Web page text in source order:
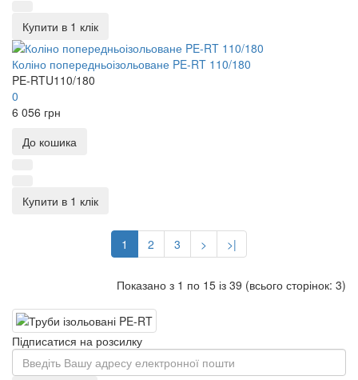
Купити в 1 клік
Коліно попередньоізольоване PE-RT 110/180
PE-RTU110/180
0
6 056 грн
До кошика
Купити в 1 клік
1 2 3 > >|
Показано з 1 по 15 із 39 (всього сторінок: 3)
Підписатися на розсилку